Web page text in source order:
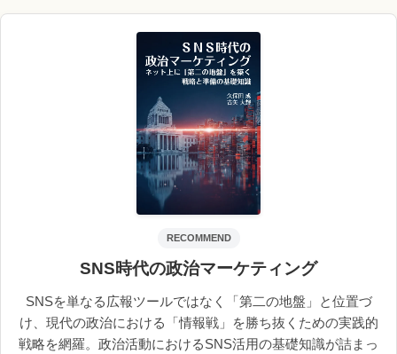
RECOMMEND
SNS時代の政治マーケティング
SNSを単なる広報ツールではなく「第二の地盤」と位置づ
け、現代の政治における「情報戦」を勝ち抜くための実践的
戦略を網羅。政治活動におけるSNS活用の基礎知識が詰まっ